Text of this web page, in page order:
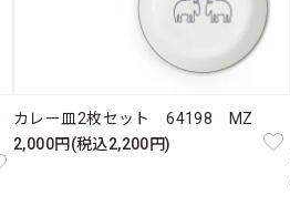
カレー皿2枚セット 64198 MZ
2,000円(税込2,200円)